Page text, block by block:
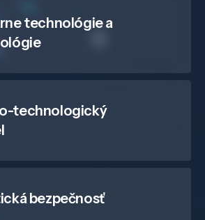
technológie a
technologický
bezpečnosť